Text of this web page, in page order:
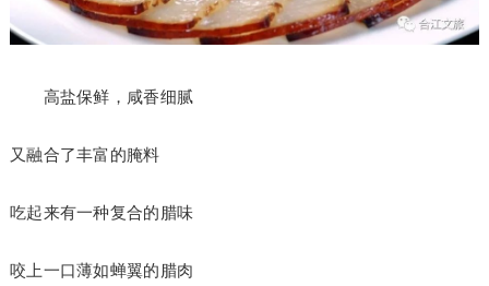
高盐保鲜，咸香细腻
又融合了丰富的腌料
吃起来有一种复合的腊味
咬上一口薄如蝉翼的腊肉